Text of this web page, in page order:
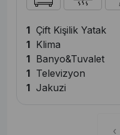
1 Çift Kişilik Yatak
1 Klima
1 Banyo&Tuvalet
1 Televizyon
1 Jakuzi
‹